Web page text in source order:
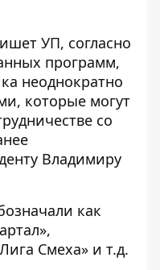
УП, согласно
программ,
неоднократно
которые могут
со
Владимиру
как
Смеха» и т.д.